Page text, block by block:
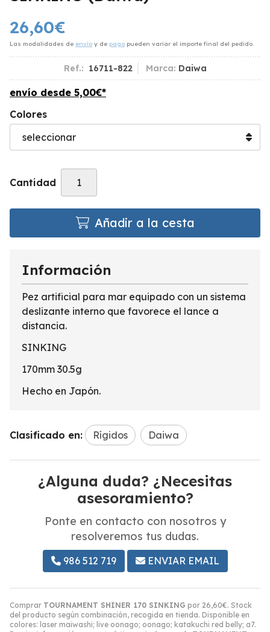
26,60€
Las modalidades de envío y de pago pueden variar el importe final del pedido.
Ref.: 16711-822 Marca: Daiwa
envío desde 5,00€*
Colores
Cantidad
Añadir a la cesta
Comprar TOURNAMENT SHINER 170 SINKING por 26,60€. Stock
del producto según combinación, recogida en tienda. Disponible en
colores: laser maiwashi; live oonago; oonago; katakuchi red belly; a7.
Información
Pez artificial para mar equipado con un sistema
deslizante interno que favorece el lance a
distancia.
SINKING
170mm 30.5g
Hecho en Japón.
Clasificado en: Rígidos Daiwa
¿Alguna duda? ¿Necesitas
asesoramiento?
Ponte en contacto con nosotros y
resolveremos tus dudas.
986 512 719 ENVIAR EMAIL